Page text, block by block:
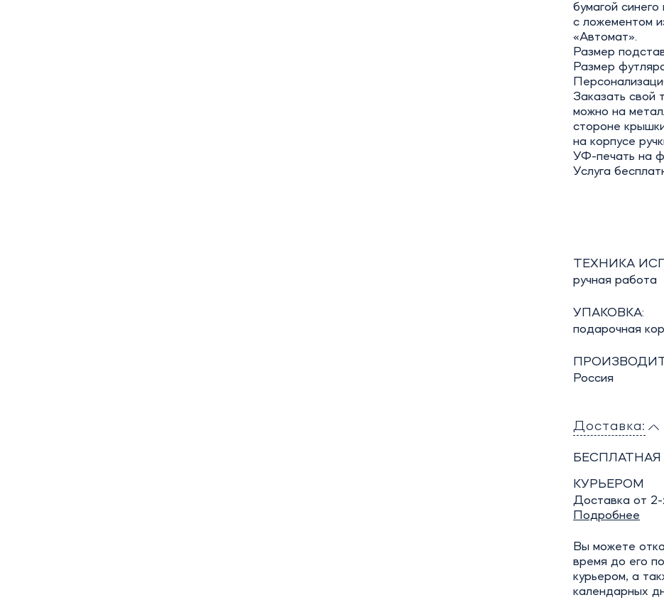
бумагой синего
с ложементом
«Автомат».
Размер
Размер
Заказать свой
можно на
стороне
на корпусе
УФ-печать на
Услуга
ТЕХНИКА
ручная работа
УПАКОВКА:
подарочная
Россия
Доставка:
КУРЬЕРОМ
Доставка от 2-
Подробнее
Вы можете
время до его
курьером, а
календарных